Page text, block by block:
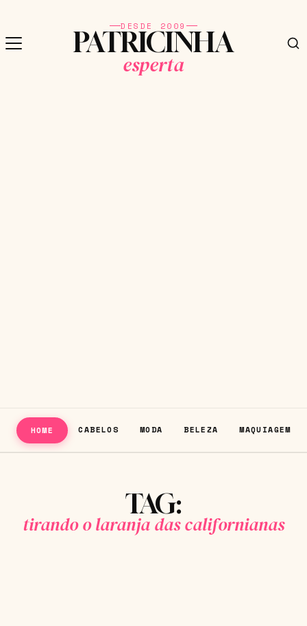
DESDE 2009
PATRICINHA
esperta
HOME CABELOS MODA BELEZA MAQUIAGEM
TAG:
tirando o laranja das californianas